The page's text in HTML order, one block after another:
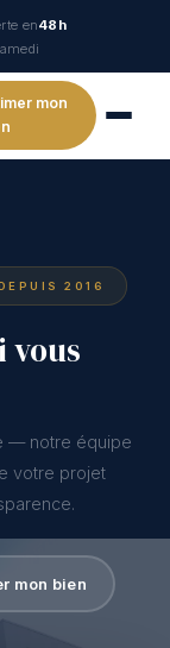
en48h
mon
2016
vous
— notre équipe
votre projet
mon bien